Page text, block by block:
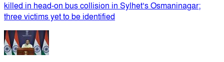
killed in head-on bus collision in Sylhet’s Osmaninagar;
three victims yet to be identified